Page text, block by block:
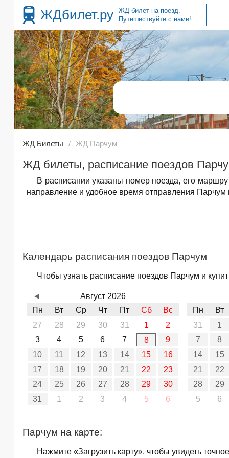
ЖДбилет.ру
ЖД билет на поезд.
Путешествуйте с нами!
ЖД Билеты ЖД Парчум
ЖД билеты, расписание поездов
В расписании указаны номер поезда, его
направление и удобное время отправления Парчум
Календарь расписания поездов Парчум
Чтобы узнать расписание поездов Парчум и
Август 2026
Пн
Вт Ср Чт Пт Сб
Вс
27
28 29 30 31 1
2
3
4 5 6 7 8
9
10
11 12 13 14 15
16
17
18 19 20 21 22
23
24
25 26 27 28 29
30
31
1 2 3 4 5 6
Пн
Вт
31
1
7
8
14
15
21
22
28
29
5
6
◄
Парчум на карте:
Нажмите «Загрузить карту», чтобы увидеть